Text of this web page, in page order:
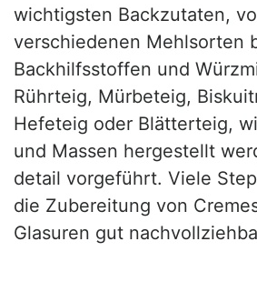
wichtigsten Backzutaten,
verschiedenen Mehlsorten
Backhilfsstoffen und
Rührteig, Mürbeteig,
Hefeteig oder Blätterteig,
und Massen hergestellt
detail vorgeführt. Viele
die Zubereitung von
Glasuren gut